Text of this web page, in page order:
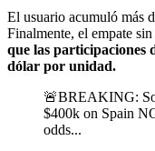
El usuario acumuló más
Finalmente, el empate
que las participaciones
dólar por unidad.
🚨BREAKING:
$400k on Spain
odds...